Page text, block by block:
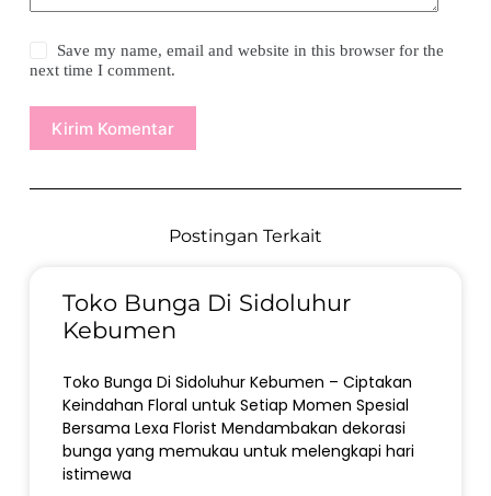
Save my name, email and website in this browser for the
next time I comment.
Kirim Komentar
Postingan Terkait
Toko Bunga Di Sidoluhur
Kebumen
Toko Bunga Di Sidoluhur Kebumen – Ciptakan
Keindahan Floral untuk Setiap Momen Spesial
Bersama Lexa Florist Mendambakan dekorasi
bunga yang memukau untuk melengkapi hari
istimewa